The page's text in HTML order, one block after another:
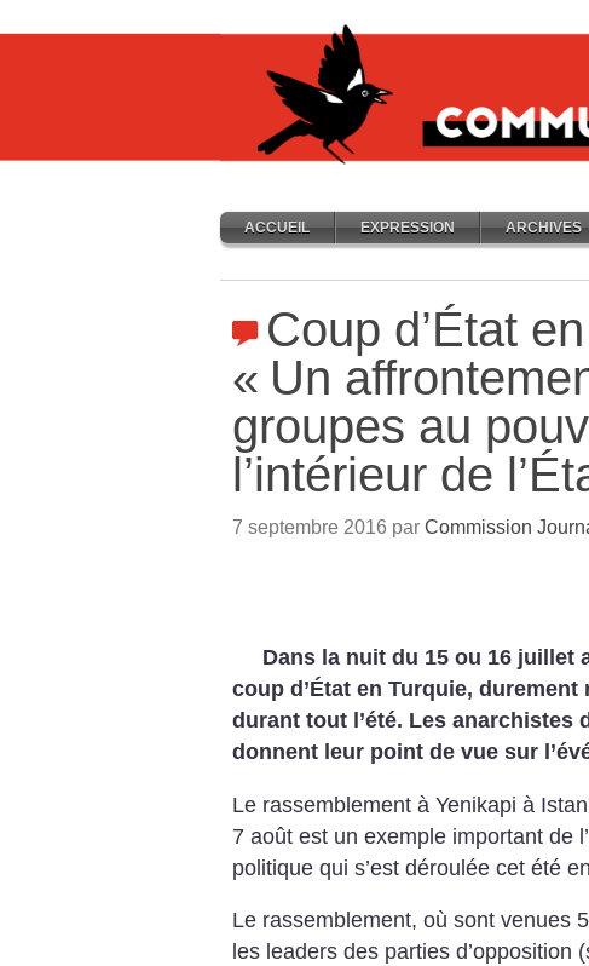
ACCUEIL EXPRESSION ARCHIVES
Coup d’État
« Un
groupes au
l’intérieur de
7 septembre 2016 par Commission
Dans la nuit du 15 ou 16 juillet
coup d’État en Turquie,
durant tout l’été. Les anarchistes
donnent leur point de vue sur
Le rassemblement à Yenikapi à
7 août est un exemple important de
politique qui s’est déroulée cet été
Le rassemblement, où sont venues
les leaders des parties d’opposition